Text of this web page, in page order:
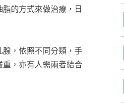
的方式來做治療，日
，依照不同分類，手
，亦有人需兩者結合